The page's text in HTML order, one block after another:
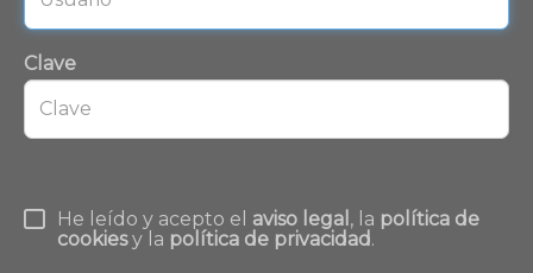
Clave
He leído y acepto el aviso legal , la política de
cookiesy la política de privacidad.